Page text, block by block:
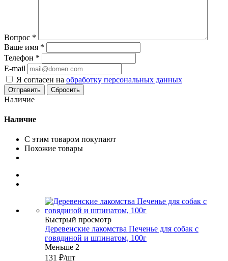
Вопрос *
Ваше имя *
Телефон *
E-mail
Я согласен на обработку персональных данных
Сбросить
Наличие
Наличие
С этим товаром покупают
Похожие товары
Быстрый просмотр
Деревенские лакомства Печенье для собак с
говядиной и шпинатом, 100г
Меньше 2
131 ₽/шт